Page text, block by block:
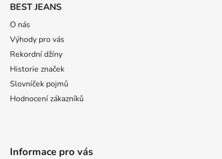
BEST JEANS
O nás
Výhody pro vás
Rekordní džíny
Historie značek
Slovníček pojmů
Hodnocení zákazníků
Informace pro vás